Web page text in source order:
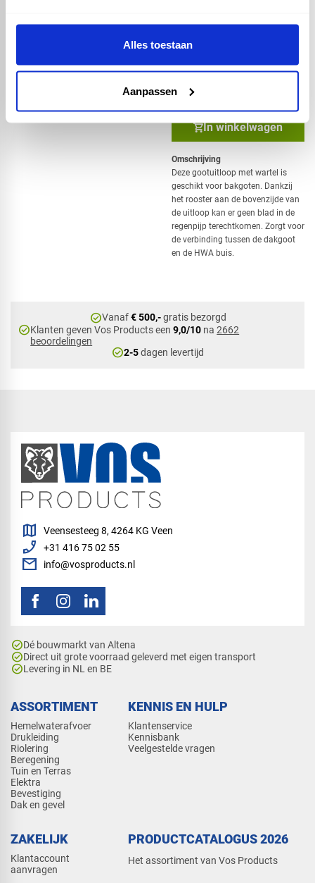
Alles toestaan
Aanpassen
27,88 incl. BTW
In winkelwagen
Omschrijving
Deze gootuitloop met wartel is
geschikt voor bakgoten. Dankzij
het rooster aan de bovenzijde van
de uitloop kan er geen blad in de
regenpijp terechtkomen. Zorgt voor
de verbinding tussen de dakgoot
en de HWA buis.
check_circleVanaf€ 500,-gratis bezorgd
check_circleKlanten geven Vos Products een9,0/10 na2662
beoordelingen
check_circle2-5dagen levertijd
ASSORTIMENT
Hemelwaterafvoer
Drukleiding
Riolering
Beregening
Tuin en Terras
Elektra
Bevestiging
Dak en gevel
KENNIS EN HULP
Klantenservice
Kennisbank
Veelgestelde vragen
ZAKELIJK
Klantaccount
aanvragen
PRODUCTCATALOGUS 2026
Het assortiment van Vos Products
map Veensesteeg 8, 4264 KG Veen
phone_enabled +31 416 75 02 55
mail info@vosproducts.nl
check_circleDé bouwmarkt van Altena
check_circleDirect uit grote voorraad geleverd met eigen transport
check_circleLevering in NL en BE